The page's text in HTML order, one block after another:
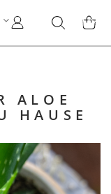
Search
My
Account
MY
ALOE
HAUSE